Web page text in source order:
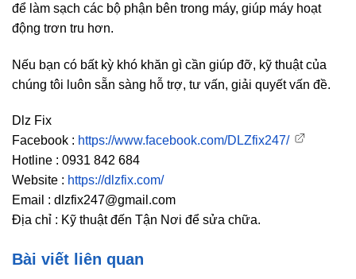
để làm sạch các bộ phận bên trong máy, giúp máy hoạt
động trơn tru hơn.
Nếu bạn có bất kỳ khó khăn gì cần giúp đỡ, kỹ thuật của
chúng tôi luôn sẵn sàng hỗ trợ, tư vấn, giải quyết vấn đề.
Dlz Fix
Facebook : https://www.facebook.com/DLZfix247/
Hotline : 0931 842 684
Website : https://dlzfix.com/
Email : dlzfix247@gmail.com
Địa chỉ : Kỹ thuật đến Tận Nơi để sửa chữa.
Bài viết liên quan